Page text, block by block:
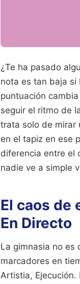
¿Te ha pasado
nota es tan baja si
puntuación
seguir el ritmo de
trata solo de mirar
en el tapiz en ese
diferencia entre el
nadie ve a simple
El caos de
En Directo
La gimnasia no es
marcadores en
Artistia, Ejecución.